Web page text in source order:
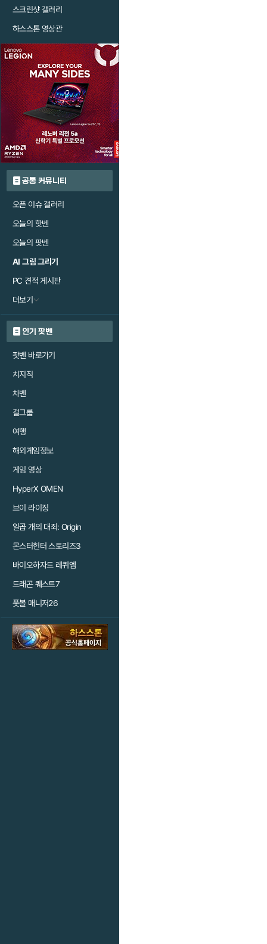
스크린샷 갤러리
하스스톤 영상관
공통 커뮤니티
오픈 이슈 갤러리
오늘의 핫벤
오늘의 팟벤
AI 그림 그리기
PC 견적 게시판
더보기
인기 팟벤
팟벤 바로가기
치지직
차벤
걸그룹
여행
해외게임정보
게임 영상
HyperX OMEN
브이 라이징
일곱 개의 대죄: Origin
몬스터헌터 스토리즈3
바이오하자드 레퀴엠
드래곤 퀘스트7
풋볼 매니저26